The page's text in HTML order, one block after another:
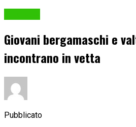
Giovani bergamaschi e
incontrano in vetta
Pubblicato